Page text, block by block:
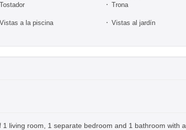
Tostador Trona
Vistas a la piscina
Vistas al jardín
living room, 1 separate bedroom and 1 bathroom with a